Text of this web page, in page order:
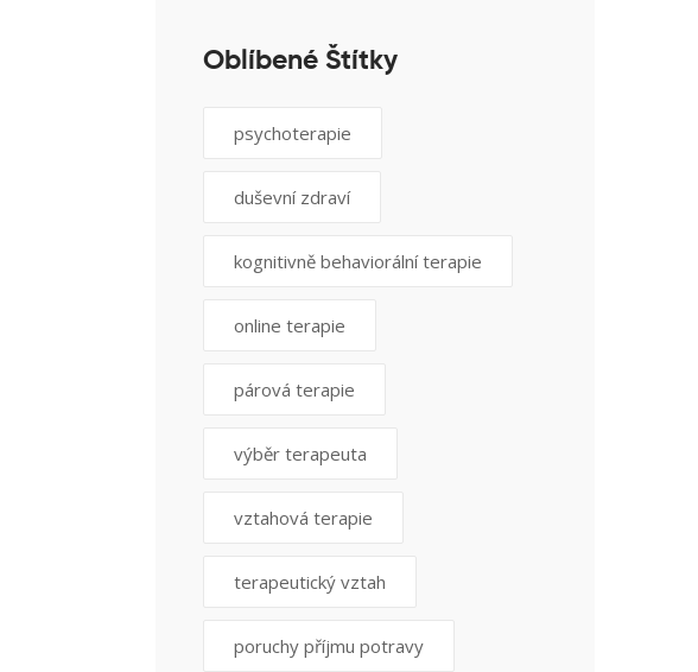
Oblíbené Štítky
psychoterapie
duševní zdraví
kognitivně behaviorální terapie
online terapie
párová terapie
výběr terapeuta
vztahová terapie
terapeutický vztah
poruchy příjmu potravy